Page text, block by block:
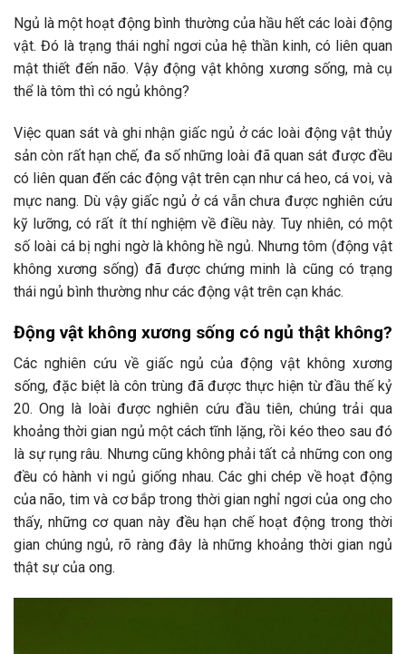
Ngủ là một hoạt động bình thường của hầu hết các loài động
vật. Đó là trạng thái nghỉ ngơi của hệ thần kinh, có liên quan
mật thiết đến não. Vậy động vật không xương sống, mà cụ
thể là tôm thì có ngủ không?
Việc quan sát và ghi nhận giấc ngủ ở các loài động vật thủy
sản còn rất hạn chế, đa số những loài đã quan sát được đều
có liên quan đến các động vật trên cạn như cá heo, cá voi, và
mực nang. Dù vậy giấc ngủ ở cá vẫn chưa được nghiên cứu
kỹ lưỡng, có rất ít thí nghiệm về điều này. Tuy nhiên, có một
số loài cá bị nghi ngờ là không hề ngủ. Nhưng tôm (động vật
không xương sống) đã được chứng minh là cũng có trạng
thái ngủ bình thường như các động vật trên cạn khác.
Động vật không xương sống có ngủ thật không?
Các nghiên cứu về giấc ngủ của động vật không xương
sống, đặc biệt là côn trùng đã được thực hiện từ đầu thế kỷ
20. Ong là loài được nghiên cứu đầu tiên, chúng trải qua
khoảng thời gian ngủ một cách tĩnh lặng, rồi kéo theo sau đó
là sự rụng râu. Nhưng cũng không phải tất cả những con ong
đều có hành vi ngủ giống nhau. Các ghi chép về hoạt động
của não, tim và cơ bắp trong thời gian nghỉ ngơi của ong cho
thấy, những cơ quan này đều hạn chế hoạt động trong thời
gian chúng ngủ, rõ ràng đây là những khoảng thời gian ngủ
thật sự của ong.